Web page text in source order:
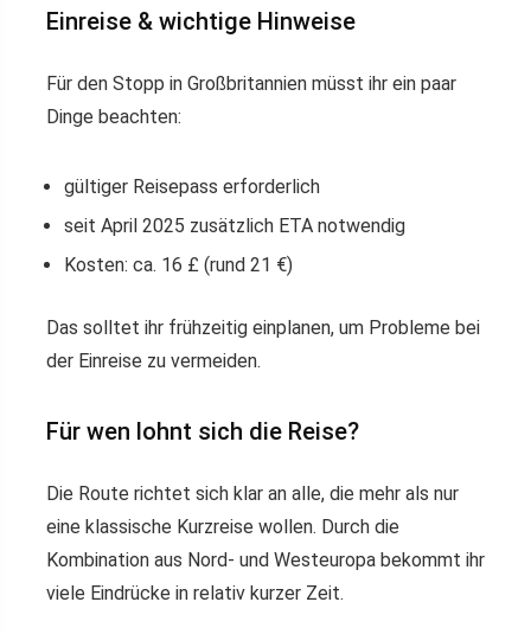
Einreise & wichtige Hinweise
Für den Stopp in Großbritannien müsst ihr ein paar
Dinge beachten:
gültiger Reisepass erforderlich
seit April 2025 zusätzlich ETA notwendig
Kosten: ca. 16 £ (rund 21 €)
Das solltet ihr frühzeitig einplanen, um Probleme bei
der Einreise zu vermeiden.
Für wen lohnt sich die Reise?
Die Route richtet sich klar an alle, die mehr als nur
eine klassische Kurzreise wollen. Durch die
Kombination aus Nord- und Westeuropa bekommt ihr
viele Eindrücke in relativ kurzer Zeit.